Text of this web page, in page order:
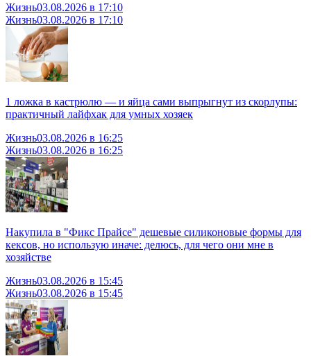
Жизнь03.08.2026 в 17:10
Жизнь03.08.2026 в 17:10
1 ложка в кастрюлю — и яйца сами выпрыгнут из скорлупы:
практичный лайфхак для умных хозяек
Жизнь03.08.2026 в 16:25
Жизнь03.08.2026 в 16:25
Накупила в "Фикс Прайсе" дешевые силиконовые формы для
кексов, но использую иначе: делюсь, для чего они мне в
хозяйстве
Жизнь03.08.2026 в 15:45
Жизнь03.08.2026 в 15:45